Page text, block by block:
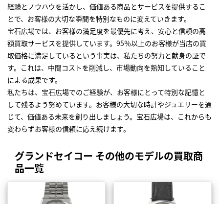
経験とノウハウを活かし、価値ある商品とサービスを提供するこ
とで、お客様の大切な瞬間を特別なものに変えていきます。
宝石広場では、お客様の満足度を最優先に考え、安心と信頼の高
額買取サービスを提供しています。95％以上のお客様が当店の買
取価格に満足しているという事実は、私たちの努力と献身の証で
す。これは、中間コストを削減し、市場動向を熟知していること
による成果です。
私たちは、宝石広場でのご経験が、お客様にとって特別な記憶と
して残るよう努めています。お客様の大切な時計やジュエリーを通
じて、価値ある未来を創り出しましょう。宝石広場は、これからも
変わらずお客様の信頼に応え続けます。
グランドセイコー その他のモデルの買取商
品一覧